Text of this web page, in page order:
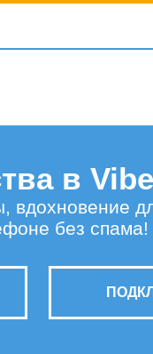
в
вдохновение
без спама!